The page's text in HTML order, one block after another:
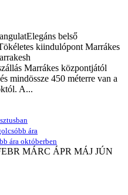
belső
kiindulópont Marrákes
Marrákes központjától
mindössze 450 méterre van a
A...
ára
ára októberben
MÁRC ÁPR MÁJ JÚN